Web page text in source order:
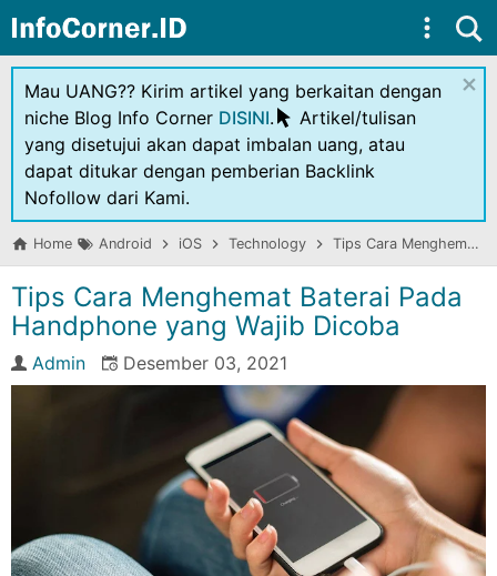
Skip to main content
Mau UANG?? Kirim artikel yang berkaitan dengan
niche Blog Info Corner DISINI.
Artikel/tulisan
yang disetujui akan dapat imbalan uang, atau
dapat ditukar dengan pemberian Backlink
Nofollow dari Kami.
×
Home Android iOS Technology Tips Cara Menghemat Baterai Pada Handphone yang Wajib Dicoba
Tips Cara Menghemat Baterai Pada
Handphone yang Wajib Dicoba
Admin Desember 03, 2021